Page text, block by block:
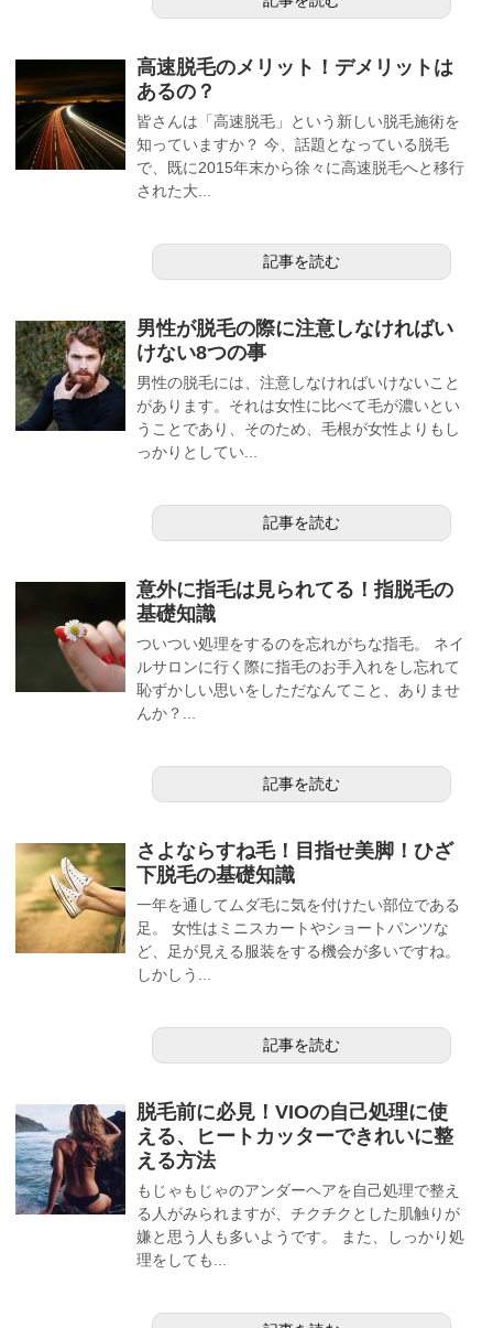
高速脱毛のメリット！デメリットは
あるの？
皆さんは「高速脱毛」という新しい脱毛施術を
知っていますか？ 今、話題となっている脱毛
で、既に2015年末から徐々に高速脱毛へと移行
された大...
記事を読む
男性が脱毛の際に注意しなければい
けない8つの事
男性の脱毛には、注意しなければいけないこと
があります。それは女性に比べて毛が濃いとい
うことであり、そのため、毛根が女性よりもし
っかりとしてい...
記事を読む
意外に指毛は見られてる！指脱毛の
基礎知識
ついつい処理をするのを忘れがちな指毛。 ネイ
ルサロンに行く際に指毛のお手入れをし忘れて
恥ずかしい思いをしただなんてこと、ありませ
んか？...
記事を読む
さよならすね毛！目指せ美脚！ひざ
下脱毛の基礎知識
一年を通してムダ毛に気を付けたい部位である
足。 女性はミニスカートやショートパンツな
ど、足が見える服装をする機会が多いですね。
しかしう...
記事を読む
脱毛前に必見！VIOの自己処理に使
える、ヒートカッターできれいに整
える方法
もじゃもじゃのアンダーヘアを自己処理で整え
る人がみられますが、チクチクとした肌触りが
嫌と思う人も多いようです。 また、しっかり処
理をしても...